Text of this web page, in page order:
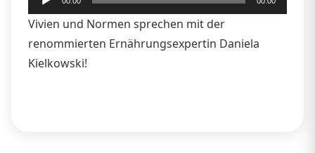
Player
Vivien und Normen sprechen mit der
renommierten Ernährungsexpertin Daniela
Kielkowski!